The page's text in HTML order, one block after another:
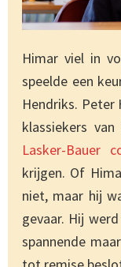
Himar viel in
speelde een
Hendriks. Peter
klassiekers
Lasker-Bauer
krijgen. Of
niet, maar hij
gevaar. Hij
spannende